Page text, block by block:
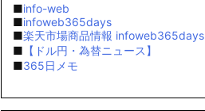
■info-web
■infoweb365days
■楽天市場商品情報 infoweb365days
■ 【ドル円・為替ニュース】
■365日メモ